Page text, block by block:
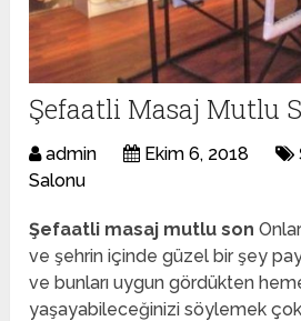
Şefaatli Masaj Mutlu
admin Ekim 6, 2018
Salonu
Şefaatli masaj mutlu son
ve şehrin içinde güzel bir şey
ve bunları uygun gördükten
yaşayabileceğinizi söylemek